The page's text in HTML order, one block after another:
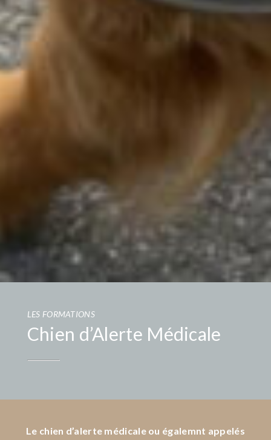
LES FORMATIONS
Chien d’Alerte Médicale
Le chien d’alerte médicale ou égalemnt appelés